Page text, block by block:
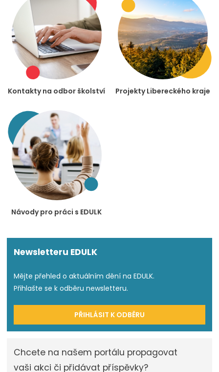
Kontakty na odbor školství Projekty Libereckého kraje
Návody pro práci s EDULK
Newsletteru EDULK
Mějte přehled o aktuálním dění na EDULK.
Přihlašte se k odběru newsletteru.
PŘIHLÁSIT K ODBĚRU
Chcete na našem portálu propagovat
vaši akci či přidávat příspěvky?